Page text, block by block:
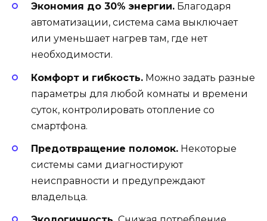
Экономия до 30% энергии. Благодаря
автоматизации, система сама выключает
или уменьшает нагрев там, где нет
необходимости.
Комфорт и гибкость. Можно задать разные
параметры для любой комнаты и времени
суток, контролировать отопление со
смартфона.
Предотвращение поломок. Некоторые
системы сами диагностируют
неисправности и предупреждают
владельца.